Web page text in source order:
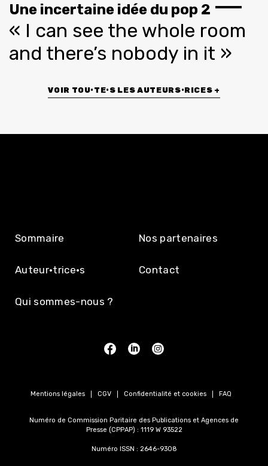
Une incertaine idée du pop 2
« I can see the whole room
and there’s nobody in it »
VOIR TOU•TE•S LES AUTEURS•RICES +
Sommaire
Auteur·trice·s
Qui sommes-nous ?
Nos partenaires
Contact
Mentions légales CGV Confidentialité et cookies FAQ
Numéro de Commission Paritaire des Publications et Agences de
Presse (CPPAP) : 1119 W 93522
Numéro ISSN : 2646-9308